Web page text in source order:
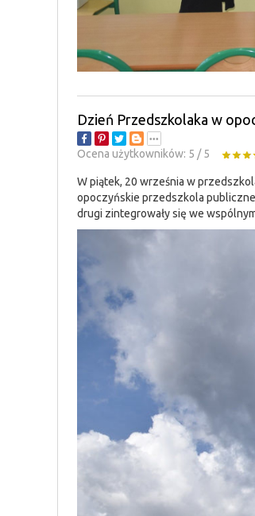
Dzień Przedszkolaka w
Ocena użytkowników: 5 /5
W piątek, 20 września w
opoczyńskie przedszkola
drugi zintegrowały się we